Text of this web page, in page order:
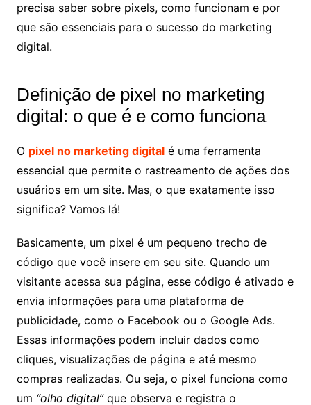
precisa saber sobre pixels, como funcionam e por
que são essenciais para o sucesso do marketing
digital.
Definição de pixel no marketing
digital: o que é e como funciona
O pixel no marketing digitalé uma ferramenta
essencial que permite o rastreamento de ações dos
usuários em um site. Mas, o que exatamente isso
significa? Vamos lá!
Basicamente, um pixel é um pequeno trecho de
código que você insere em seu site. Quando um
visitante acessa sua página, esse código é ativado e
envia informações para uma plataforma de
publicidade, como o Facebook ou o Google Ads.
Essas informações podem incluir dados como
cliques, visualizações de página e até mesmo
compras realizadas. Ou seja, o pixel funciona como
um “olho digital”que observa e registra o